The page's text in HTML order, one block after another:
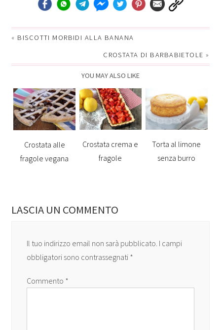
« BISCOTTI MORBIDI ALLA BANANA
CROSTATA DI BARBABIETOLE »
YOU MAY ALSO LIKE
Crostata alle
fragole vegana
Crostata crema e
fragole
Torta al limone
senza burro
LASCIA UN COMMENTO
Il tuo indirizzo email non sarà pubblicato. I campi
obbligatori sono contrassegnati *
Commento *